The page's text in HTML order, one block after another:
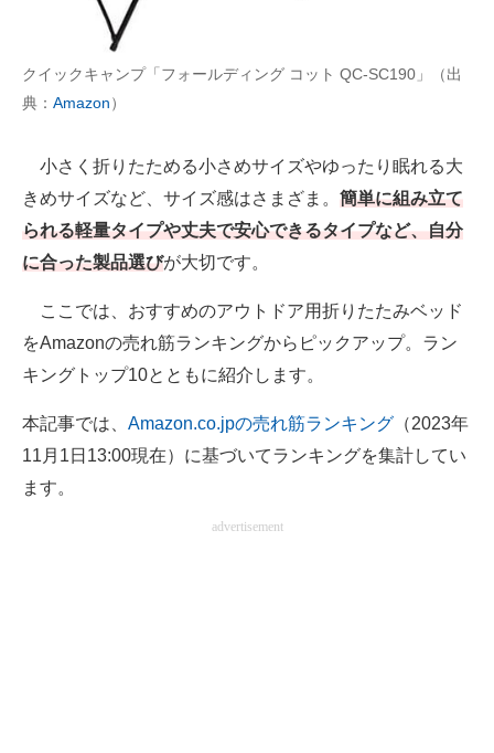
進化するPCとデバイスの未来
好きが集まる 比べて選べる
ビジネスと働き方のヒント
AI活用のいまが分かる
企業ITのトレンドを詳説
経営リーダーのコミュニティ
マーケ×ITの今がよく分かる
ITエンジニア向け専門サイト
IT製品の技術・比較・事例
製造業のIT導入・活用を支援
クイックキャンプ「フォールディング コット QC-SC190」（出
典： Amazon）
小さく折りたためる小さめサイズやゆったり眠れる大
きめサイズなど、サイズ感はさまざま。 簡単に組み立て
られる軽量タイプや丈夫で安心できるタイプなど、自分
に合った製品選びが大切です。
ここでは、おすすめのアウトドア用折りたたみベッド
をAmazonの売れ筋ランキングからピックアップ。ラン
キングトップ10とともに紹介します。
本記事では、 Amazon.co.jpの売れ筋ランキング （2023年
11月1日13:00現在）に基づいてランキングを集計してい
ます。
advertisement